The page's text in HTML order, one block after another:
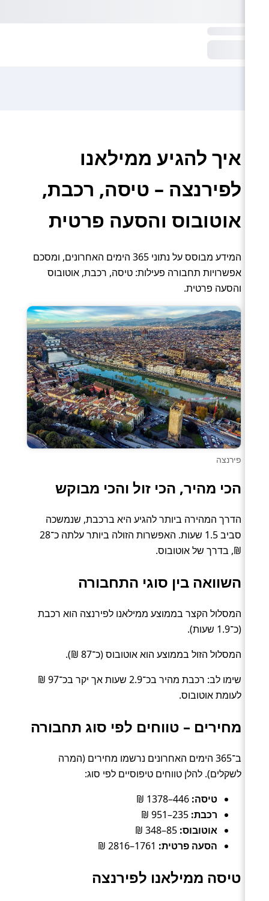
איך להגיע ממילאנו
לפירנצה – טיסה, רכבת,
אוטובוס והסעה פרטית
המידע מבוסס על נתוני 365 הימים האחרונים, ומסכם
אפשרויות תחבורה פעילות: טיסה, רכבת, אוטובוס
והסעה פרטית.
פירנצה
הכי מהיר, הכי זול והכי מבוקש
הדרך המהירה ביותר להגיע היא ברכבת, שנמשכה
סביב 1.5 שעות. האפשרות הזולה ביותר עלתה כ־28
₪, בדרך של אוטובוס.
השוואה בין סוגי התחבורה
המסלול הקצר בממוצע ממילאנו לפירנצה הוא רכבת
(כ־1.9 שעות).
המסלול הזול בממוצע הוא אוטובוס (כ־87 ₪).
שימו לב: רכבת מהיר בכ־2.9 שעות אך יקר בכ־97 ₪
לעומת אוטובוס.
מחירים – טווחים לפי סוג תחבורה
ב־365 הימים האחרונים נרשמו מחירים (המרה
לשקלים). להלן טווחים טיפוסיים לפי סוג:
טיסה:
רכבת:
אוטובוס:
הסעה פרטית:
טיסה ממילאנו לפירנצה